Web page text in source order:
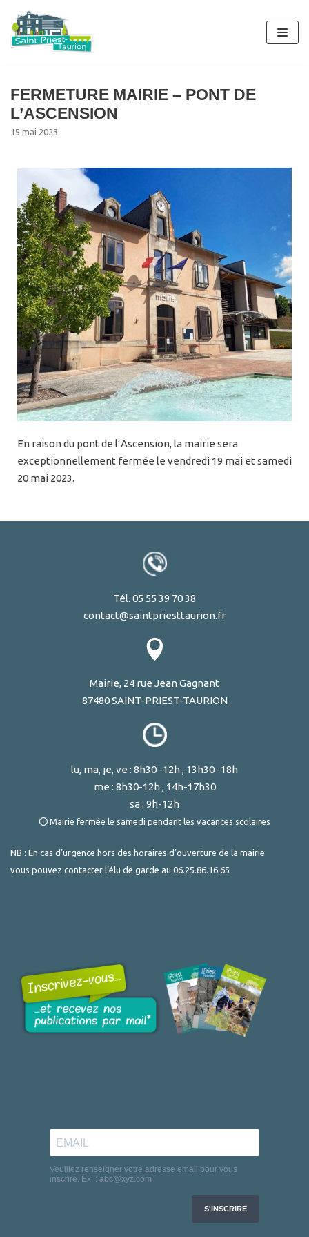
Aller
au
contenu
FERMETURE MAIRIE – PONT DE
L’ASCENSION
15 mai 2023
En raison du pont de l’Ascension, la mairie sera
exceptionnellement fermée le vendredi 19 mai et samedi
20 mai 2023.
Tél. 05 55 39 70 38
contact@saintpriesttaurion.fr
Mairie, 24 rue Jean Gagnant
87480 SAINT-PRIEST-TAURION
lu, ma, je, ve : 8h30 -12h , 13h30 -18h
me : 8h30-12h , 14h-17h30
sa : 9h-12h
🛈 Mairie fermée le samedi pendant les vacances scolaires
NB : En cas d’urgence hors des horaires d’ouverture de la mairie
vous pouvez contacter l’élu de garde au 06.25.86.16.65